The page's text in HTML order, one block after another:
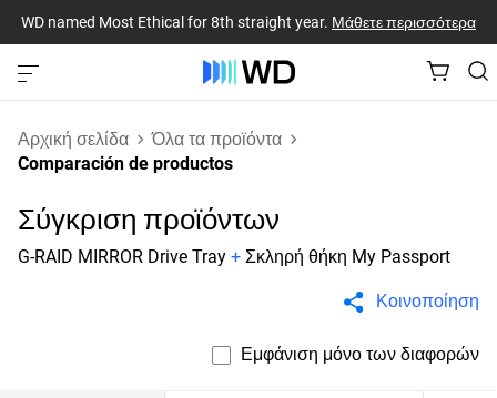
WD named Most Ethical for 8th straight year. Μάθετε περισσότερα
Αρχική σελίδα
Όλα τα προϊόντα
Comparación de productos
Σύγκριση προϊόντων
G-RAID MIRROR Drive Tray + Σκληρή θήκη My Passport
Κοινοποίηση
Εμφάνιση μόνο των διαφορών